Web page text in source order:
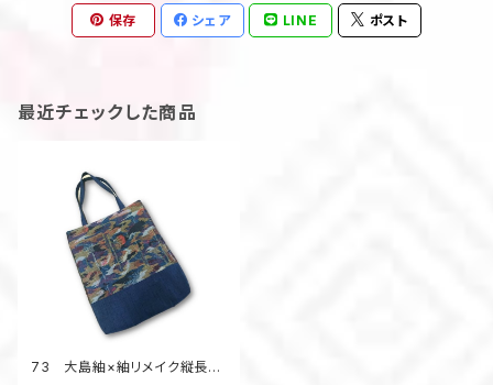
保存 シェア LINE ポスト
最近チェックした商品
73 大島紬×紬リメイク縦長ト